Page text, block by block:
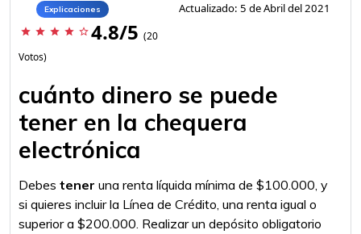
Explicaciones Actualizado: 5 de Abril del 2021
star star star star star_border 4.8/5 (20
Votos)
cuánto dinero se puede
tener en la chequera
electrónica
Debes tener una renta líquida mínima de $100.000, y
si quieres incluir la Línea de Crédito, una renta igual o
superior a $200.000. Realizar un depósito obligatorio